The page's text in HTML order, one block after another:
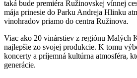
taká bude premiéra Ružinovskej vínnej
mája prinesie do Parku Andreja Hlinku
vinohradov priamo do centra Ružinova.
Viac ako 20 vinárstiev z regiónu Malých
najlepšie zo svojej produkcie. K tomu
koncerty a príjemná kultúrna atmosféra,
generácie.